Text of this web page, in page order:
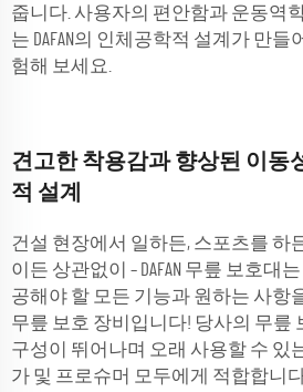
줍니다. 사용자의 편안함과 운동역
는 DAFAN의 인체공학적 설계가 만
험해 보세요.
견고한 착용감과 향상된 이동
적 설계
건설 현장에서 일하든, 스포츠를 하
이든 상관없이 – DAFAN 무릎 보호대
공해야 할 모든 기능과 원하는 사항
무릎 보호 장비입니다! 당사의 무릎
구성이 뛰어나며 오래 사용할 수 있
가 및 프로슈머 모두에게 적합합니